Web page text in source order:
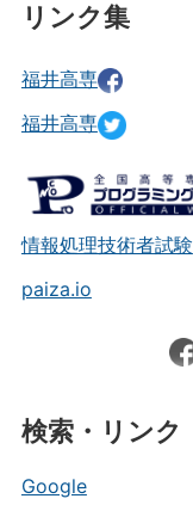
リンク集
福井高専
福井高専
情報処理技術者試験
paiza.io
検索・リンク
Google